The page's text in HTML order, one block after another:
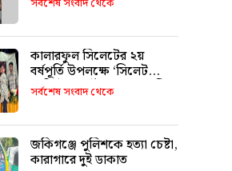
কালারফুল সিলেটের ২য়
বর্ষপূর্তি উপলক্ষে ‘সিলেট
হেরিটেজ আর্ট ২০২৬’ অনুষ্ঠিত
সর্বশেষ সংবাদ থেকে
জকিগঞ্জে পুলিশকে হত্যা চেষ্টা,
কারাগারে দুই ডাকাত